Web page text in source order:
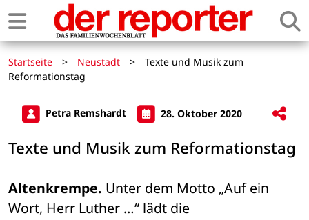
Startseite > Neustadt >
Texte und Musik zum
Reformationstag
Petra Remshardt 28. Oktober 2020
Texte und Musik zum Reformationstag
Altenkrempe. Unter dem Motto „Auf ein
Wort, Herr Luther …“ lädt die